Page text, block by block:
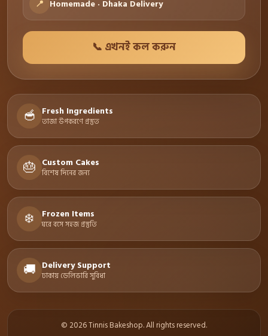
📍 Homemade · Dhaka Delivery
📞 এখনই কল করুন
🥣 Fresh Ingredients
তাজা উপকরণে প্রস্তুত
🎂 Custom Cakes
বিশেষ দিনের জন্য
❄️ Frozen Items
ঘরে বসে সহজ প্রস্তুতি
🚚 Delivery Support
ঢাকায় ডেলিভারি সুবিধা
© 2026 Tinnis Bakeshop. All rights reserved.